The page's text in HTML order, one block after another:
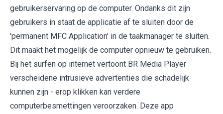
gebruikerservaring op de computer. Ondanks dit zijn
gebruikers in staat de applicatie af te sluiten door de
'permanent MFC Application' in de taakmanager te sluiten.
Dit maakt het mogelijk de computer opnieuw te gebruiken.
Bij het surfen op internet vertoont BR Media Player
verscheidene intrusieve advertenties die schadelijk
kunnen zijn - erop klikken kan verdere
computerbesmettingen veroorzaken. Deze app